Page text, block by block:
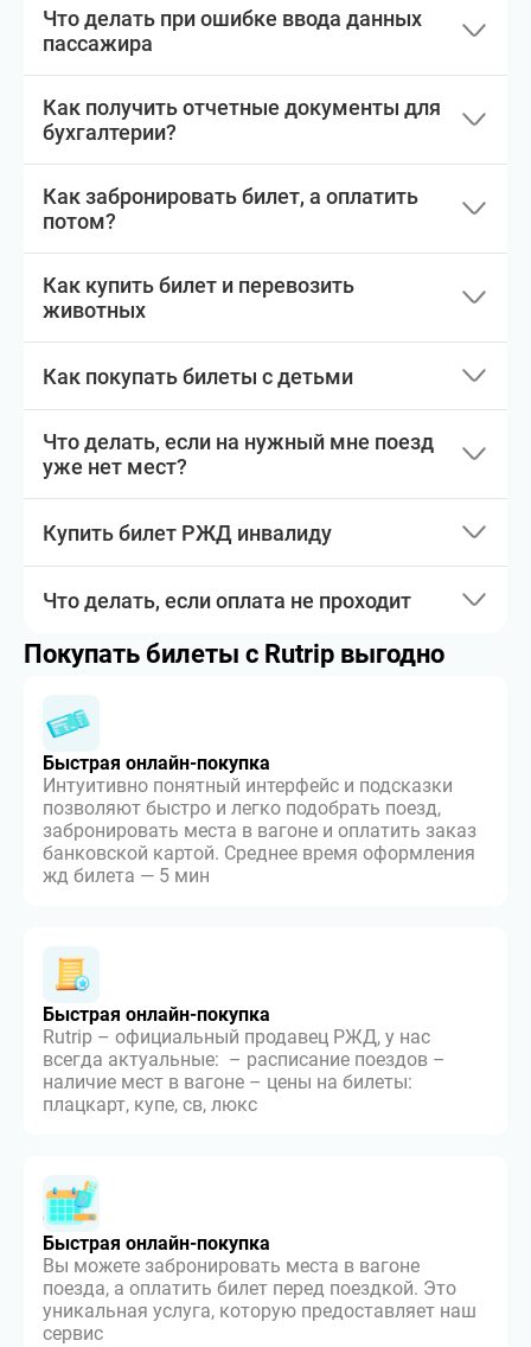
Что делать при ошибке ввода данных
пассажира
Как получить отчетные документы для
бухгалтерии?
Как забронировать билет, а оплатить
потом?
Как купить билет и перевозить
животных
Как покупать билеты с детьми
Что делать, если на нужный мне поезд
уже нет мест?
Купить билет РЖД инвалиду
Что делать, если оплата не проходит
Покупать билеты с Rutrip выгодно
Быстрая онлайн-покупка
Интуитивно понятный интерфейс и подсказки
позволяют быстро и легко подобрать поезд,
забронировать места в вагоне и оплатить заказ
банковской картой. Среднее время оформления
жд билета — 5 мин
Быстрая онлайн-покупка
Rutrip – официальный продавец РЖД, у нас
всегда актуальные: – расписание поездов –
наличие мест в вагоне – цены на билеты:
плацкарт, купе, св, люкс
Быстрая онлайн-покупка
Вы можете забронировать места в вагоне
поезда, а оплатить билет перед поездкой. Это
уникальная услуга, которую предоставляет наш
сервис